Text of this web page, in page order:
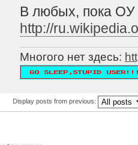
В любых, пока ОУ
http://
Многого нет здесь:
Display posts from previous: